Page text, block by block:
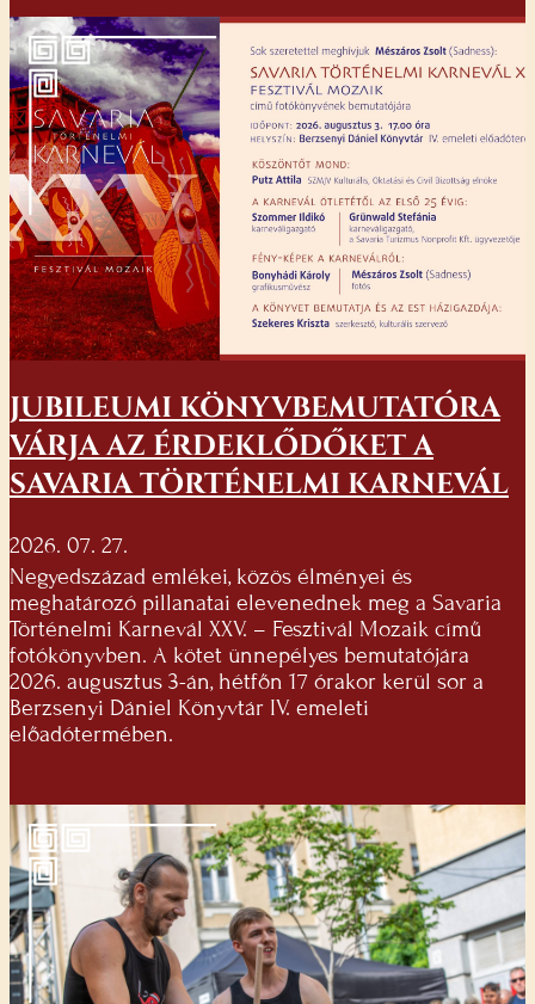
JUBILEUMI KÖNYVBEMUTATÓRA
VÁRJA AZ ÉRDEKLŐDŐKET A
SAVARIA TÖRTÉNELMI KARNEVÁL
2026. 07. 27.
Negyedszázad emlékei, közös élményei és
meghatározó pillanatai elevenednek meg a Savaria
Történelmi Karnevál XXV. – Fesztivál Mozaik című
fotókönyvben. A kötet ünnepélyes bemutatójára
2026. augusztus 3-án, hétfőn 17 órakor kerül sor a
Berzsenyi Dániel Könyvtár IV. emeleti
előadótermében.